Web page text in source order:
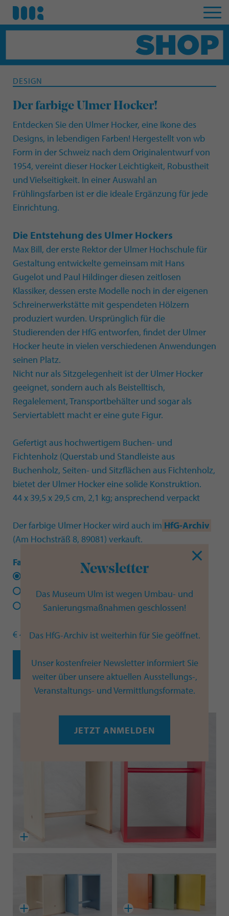
DESIGN
Der farbige Ulmer Hocker!
Entdecken Sie den Ulmer Hocker, eine Ikone des
Designs, in lebendigen Farben! Hergestellt von wb
Form in der Schweiz nach dem Originalentwurf von
1954, vereint dieser Hocker Leichtigkeit, Robustheit
und Vielseitigkeit. In einer Auswahl an
Frühlingsfarben ist er die ideale Ergänzung für jede
Einrichtung.
Die Entstehung des Ulmer Hockers
Max Bill, der erste Rektor der Ulmer Hochschule für
Gestaltung entwickelte gemeinsam mit Hans
Gugelot und Paul Hildinger diesen zeitlosen
Klassiker, dessen erste Modelle noch in der eigenen
Schreinerwerkstätte mit gespendeten Hölzern
produziert wurden. Ursprünglich für die
Studierenden der HfG entworfen, findet der Ulmer
Hocker heute in vielen verschiedenen Anwendungen
seinen Platz.
Nicht nur als Sitzgelegenheit ist der Ulmer Hocker
geeignet, sondern auch als Beistelltisch,
Regalelement, Transportbehälter und sogar als
Serviertablett macht er eine gute Figur.
Gefertigt aus hochwertigem Buchen- und
Fichtenholz (Querstab und Standleiste aus
Buchenholz, Seiten- und Sitzflächen aus Fichtenholz,
bietet der Ulmer Hocker eine solide Konstruktion.
44 x 39,5 x 29,5 cm, 2,1 kg; ansprechend verpackt
Der farbige Ulmer Hocker wird auch im HfG-Archiv
(Am Hochsträß 8, 89081) verkauft.
Farbauswahl
Lila - LIMITED EDITION
Zitronengelb
Feuerrot
Rosa - LIMITED EDITION
€ 435 inkl. 19% MwSt. + Versand
JETZT BESTELLEN
Newsletter
Das Museum Ulm ist wegen Umbau- und
Sanierungsmaßnahmen geschlossen!
Das HfG-Archiv ist weiterhin für Sie geöffnet.
Unser kostenfreier Newsletter informiert Sie
weiter über unsere aktuellen Ausstellungs-,
Veranstaltungs- und Vermittlungsformate.
JETZT ANMELDEN